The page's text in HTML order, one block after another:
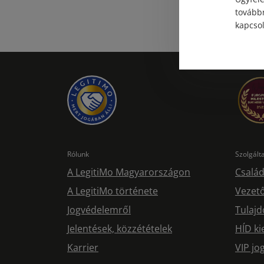
Rólunk
A LegitiMo Magyarországon
A LegitiMo története
Jogvédelemről
Jelentések, közzétételek
Karrier
HÍD
VIP